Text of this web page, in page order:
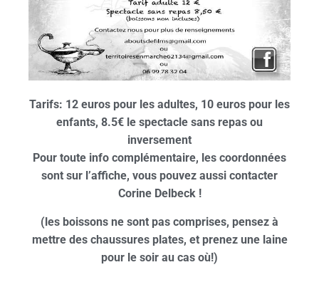
Tarifs: 12 euros pour les adultes, 10 euros pour les
enfants, 8.5€ le spectacle sans repas ou
inversement
Pour toute info complémentaire, les coordonnées
sont sur l’affiche, vous pouvez aussi contacter
Corine Delbeck !
(les boissons ne sont pas comprises, pensez à
mettre des chaussures plates, et prenez une laine
pour le soir au cas où!)